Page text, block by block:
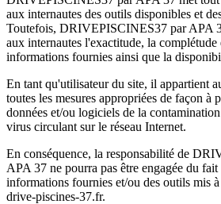
aux internautes des outils disponibles et
Toutefois, DRIVEPISCINES37 par APA
aux internautes l'exactitude, la complétude
informations fournies ainsi que la
En tant qu'utilisateur du site, il appartient
toutes les mesures appropriées de façon à
données et/ou logiciels de la
virus circulant sur le réseau Internet.
En conséquence, la responsabilité de
APA 37 ne pourra pas être engagée du
informations fournies et/ou des outils mis
drive-piscines-37.fr.